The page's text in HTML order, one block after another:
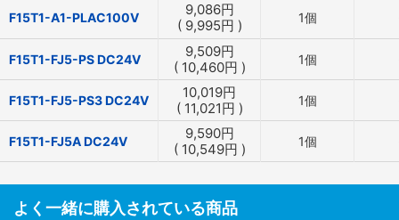
F15T1-A1-PLAC100V 9,086円
( 9,995円 ) 1個
F15T1-FJ5-PS DC24V 9,509円
( 10,460円 ) 1個
F15T1-FJ5-PS3 DC24V 10,019円
( 11,021円 ) 1個
F15T1-FJ5A DC24V 9,590円
( 10,549円 ) 1個
よく一緒に購入されている商品